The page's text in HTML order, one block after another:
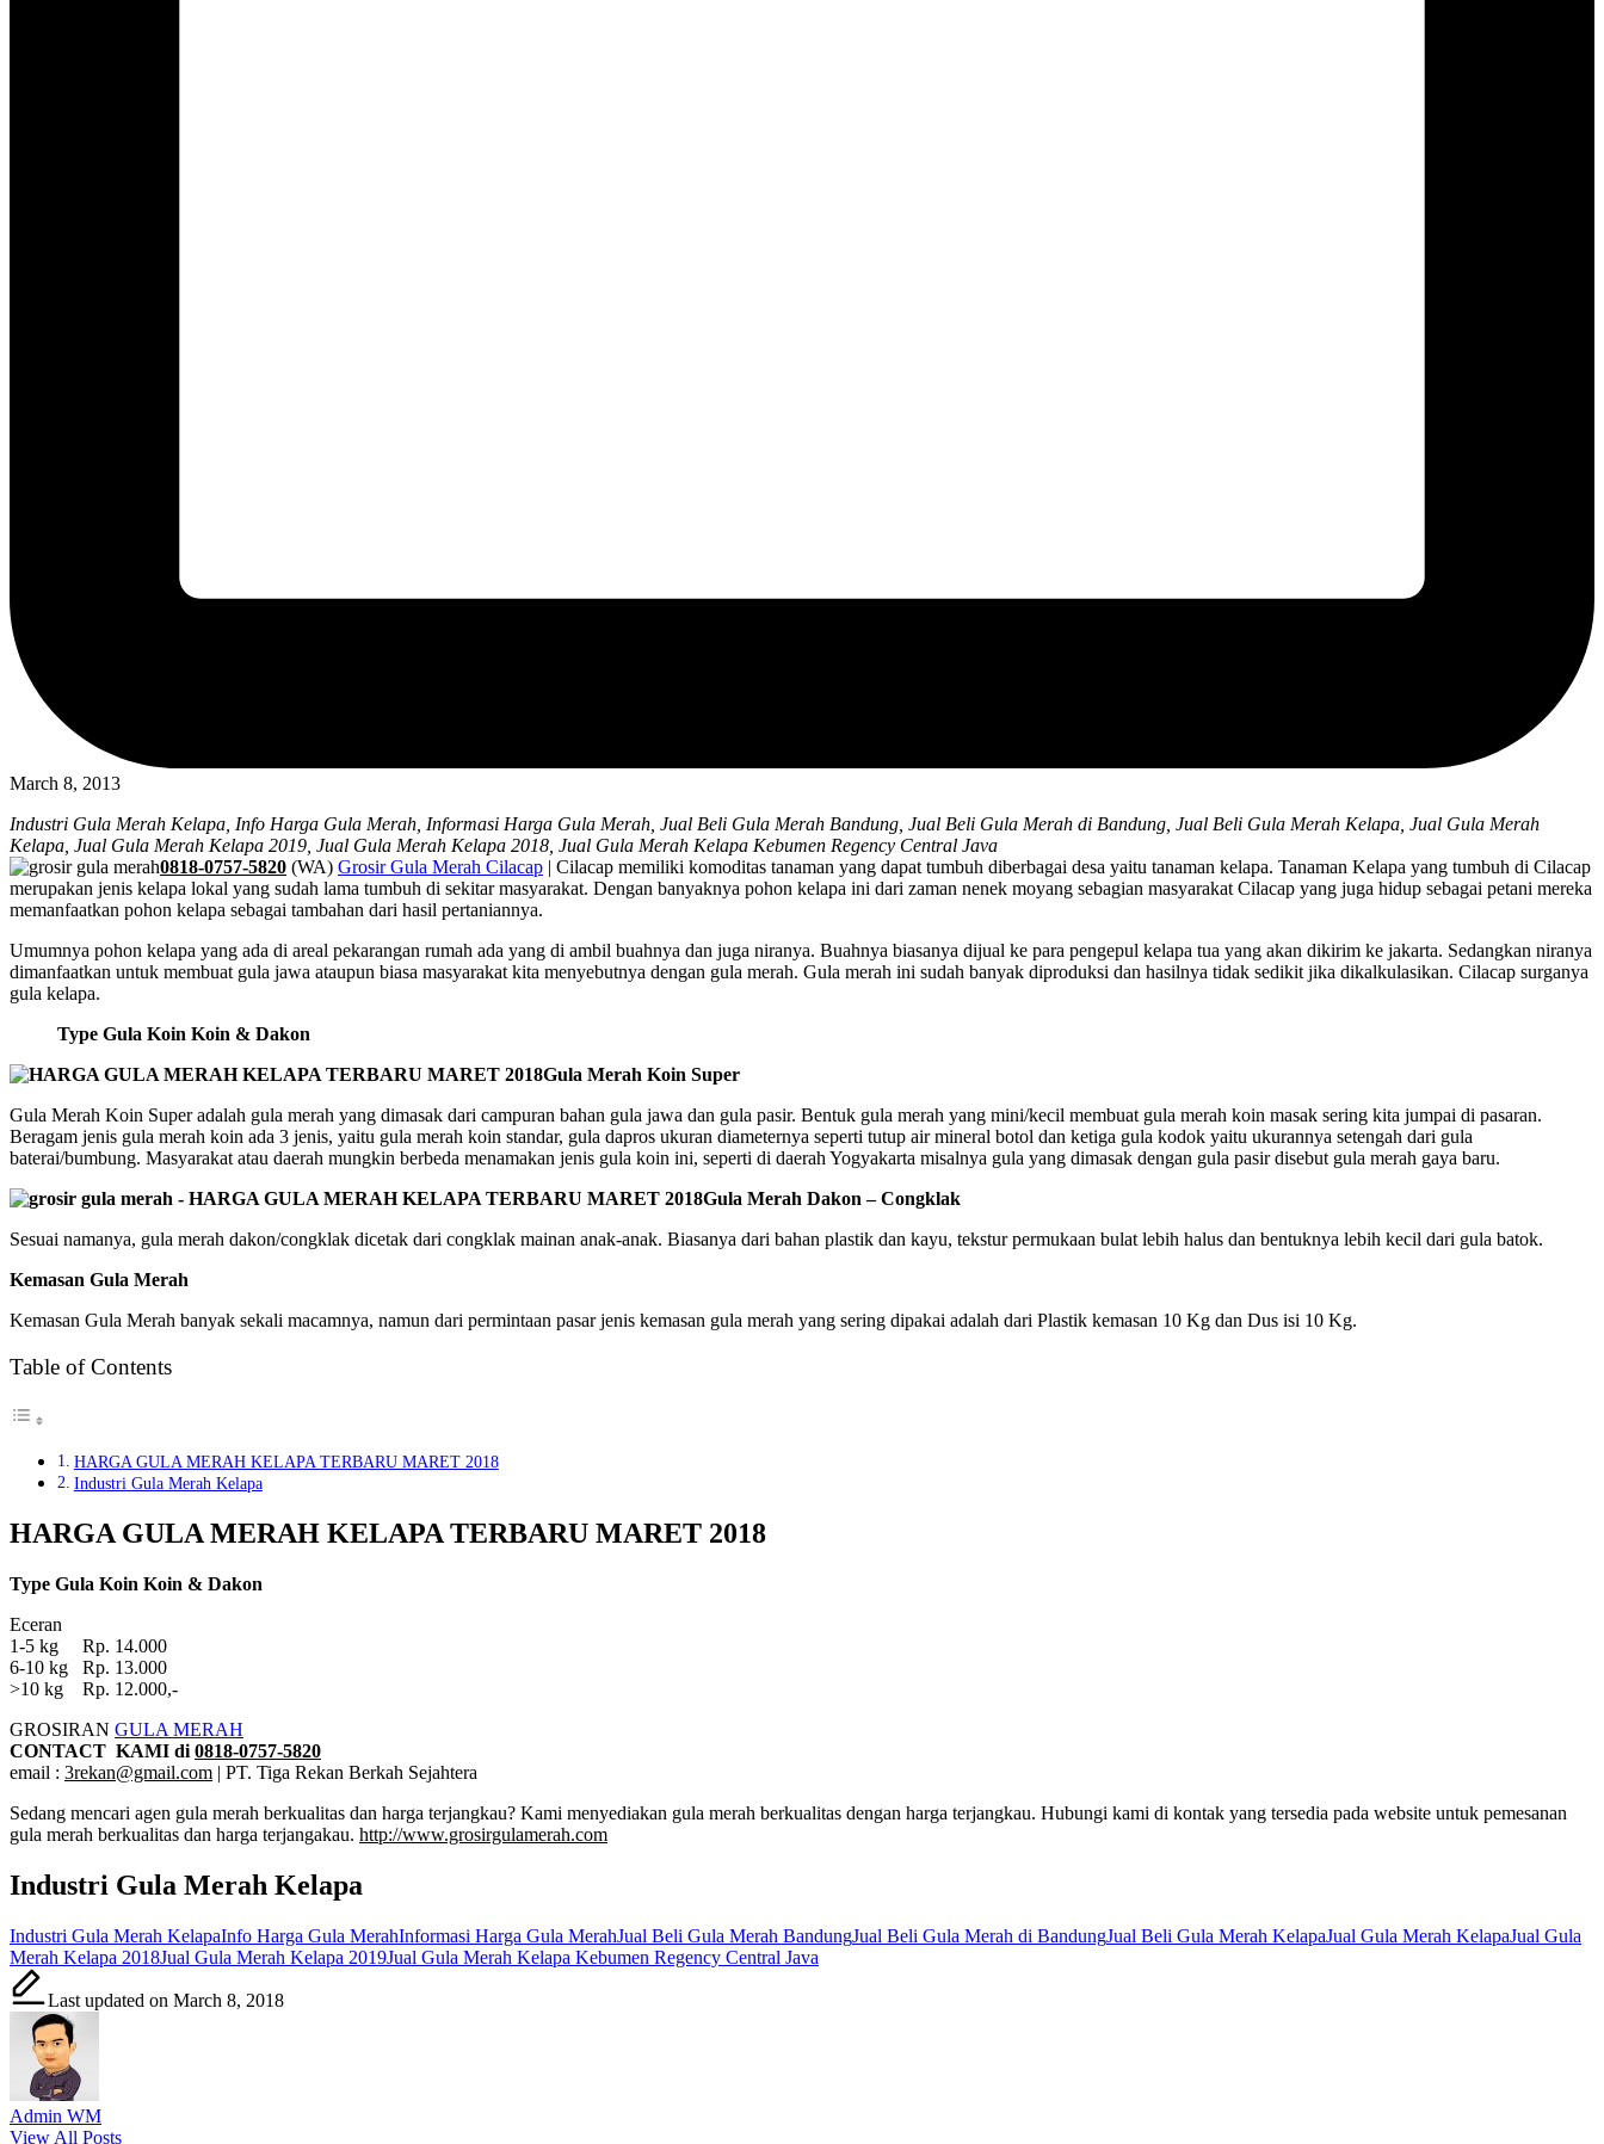
March 8, 2013
Industri Gula Merah Kelapa, Info Harga Gula Merah, Informasi Harga Gula Merah, Jual Beli Gula Merah Bandung, Jual Beli Gula Merah di Bandung, Jual Beli Gula Merah Kelapa, Jual Gula Merah
Kelapa, Jual Gula Merah Kelapa 2019, Jual Gula Merah Kelapa 2018, Jual Gula Merah Kelapa Kebumen Regency Central Java
0818-0757-5820 (WA) Grosir Gula Merah Cilacap | Cilacap memiliki komoditas tanaman yang dapat tumbuh diberbagai desa yaitu tanaman kelapa. Tanaman Kelapa yang tumbuh di Cilacap
merupakan jenis kelapa lokal yang sudah lama tumbuh di sekitar masyarakat. Dengan banyaknya pohon kelapa ini dari zaman nenek moyang sebagian masyarakat Cilacap yang juga hidup sebagai petani mereka
memanfaatkan pohon kelapa sebagai tambahan dari hasil pertaniannya.
Umumnya pohon kelapa yang ada di areal pekarangan rumah ada yang di ambil buahnya dan juga niranya. Buahnya biasanya dijual ke para pengepul kelapa tua yang akan dikirim ke jakarta. Sedangkan niranya
dimanfaatkan untuk membuat gula jawa ataupun biasa masyarakat kita menyebutnya dengan gula merah. Gula merah ini sudah banyak diproduksi dan hasilnya tidak sedikit jika dikalkulasikan. Cilacap surganya
gula kelapa.
Type Gula Koin Koin & Dakon
Gula Merah Koin Super
Gula Merah Koin Super adalah gula merah yang dimasak dari campuran bahan gula jawa dan gula pasir. Bentuk gula merah yang mini/kecil membuat gula merah koin masak sering kita jumpai di pasaran.
Beragam jenis gula merah koin ada 3 jenis, yaitu gula merah koin standar, gula dapros ukuran diameternya seperti tutup air mineral botol dan ketiga gula kodok yaitu ukurannya setengah dari gula
baterai/bumbung. Masyarakat atau daerah mungkin berbeda menamakan jenis gula koin ini, seperti di daerah Yogyakarta misalnya gula yang dimasak dengan gula pasir disebut gula merah gaya baru.
Gula Merah Dakon – Congklak
Sesuai namanya, gula merah dakon/congklak dicetak dari congklak mainan anak-anak. Biasanya dari bahan plastik dan kayu, tekstur permukaan bulat lebih halus dan bentuknya lebih kecil dari gula batok.
Kemasan Gula Merah
Kemasan Gula Merah banyak sekali macamnya, namun dari permintaan pasar jenis kemasan gula merah yang sering dipakai adalah dari Plastik kemasan 10 Kg dan Dus isi 10 Kg.
Table of Contents
HARGA GULA MERAH KELAPA TERBARU MARET 2018
Industri Gula Merah Kelapa
HARGA GULA MERAH KELAPA TERBARU MARET 2018
Type Gula Koin Koin & Dakon
Eceran
1-5 kg Rp. 14.000
6-10 kg Rp. 13.000
>10 kg Rp. 12.000,-
GROSIRAN GULA MERAH
CONTACT KAMI di 0818-0757-5820
email : 3rekan@gmail.com | PT. Tiga Rekan Berkah Sejahtera
Sedang mencari agen gula merah berkualitas dan harga terjangkau? Kami menyediakan gula merah berkualitas dengan harga terjangkau. Hubungi kami di kontak yang tersedia pada website untuk pemesanan
gula merah berkualitas dan harga terjangakau. http://www.grosirgulamerah.com
Industri Gula Merah Kelapa
Tags:
Industri Gula Merah KelapaInfo Harga Gula MerahInformasi Harga Gula MerahJual Beli Gula Merah BandungJual Beli Gula Merah di BandungJual Beli Gula Merah KelapaJual Gula Merah KelapaJual Gula
Merah Kelapa 2018Jual Gula Merah Kelapa 2019Jual Gula Merah Kelapa Kebumen Regency Central Java
Last updated on March 8, 2018
Admin WM
View All Posts